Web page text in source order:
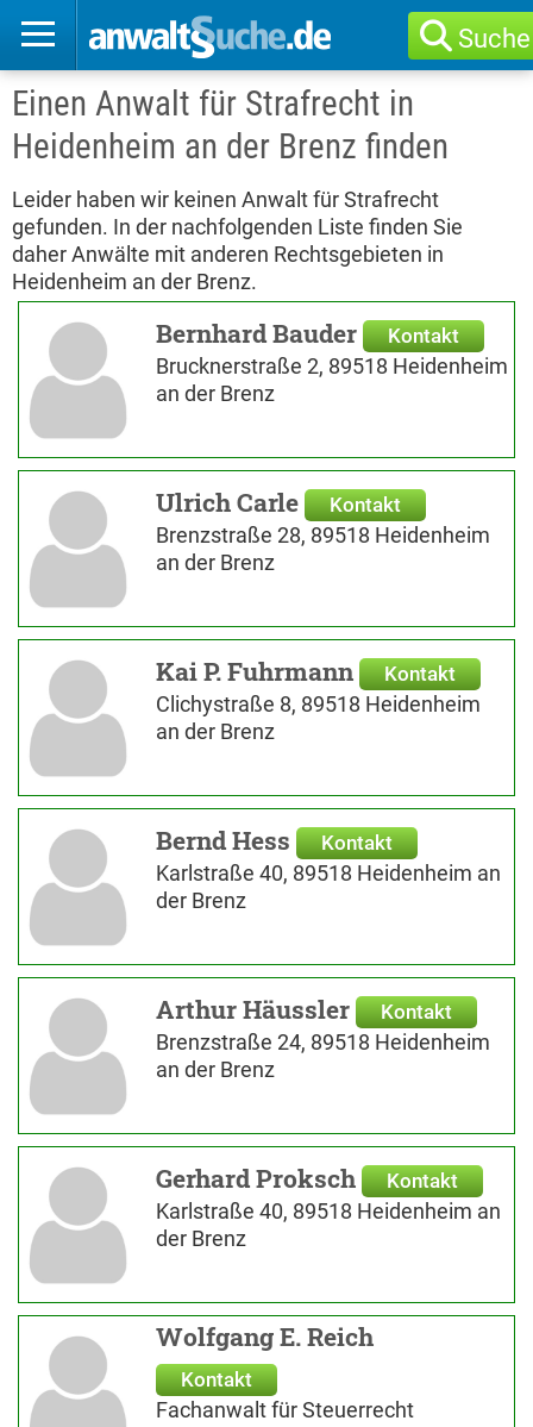
Suche
Einen Anwalt für Strafrecht in
Heidenheim an der Brenz finden
Leider haben wir keinen Anwalt für Strafrecht
gefunden. In der nachfolgenden Liste finden Sie
daher Anwälte mit anderen Rechtsgebieten in
Heidenheim an der Brenz.
Bernhard Bauder Kontakt
Brucknerstraße 2, 89518 Heidenheim
an der Brenz
Ulrich Carle Kontakt
Brenzstraße 28, 89518 Heidenheim
an der Brenz
Kai P. Fuhrmann Kontakt
Clichystraße 8, 89518 Heidenheim
an der Brenz
Bernd Hess Kontakt
Karlstraße 40, 89518 Heidenheim an
der Brenz
Arthur Häussler Kontakt
Brenzstraße 24, 89518 Heidenheim
an der Brenz
Gerhard Proksch Kontakt
Karlstraße 40, 89518 Heidenheim an
der Brenz
Wolfgang E. Reich
Kontakt
Fachanwalt für Steuerrecht